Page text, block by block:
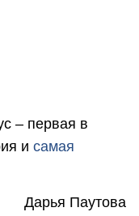
– первая в
и самая
Дарья Паутова